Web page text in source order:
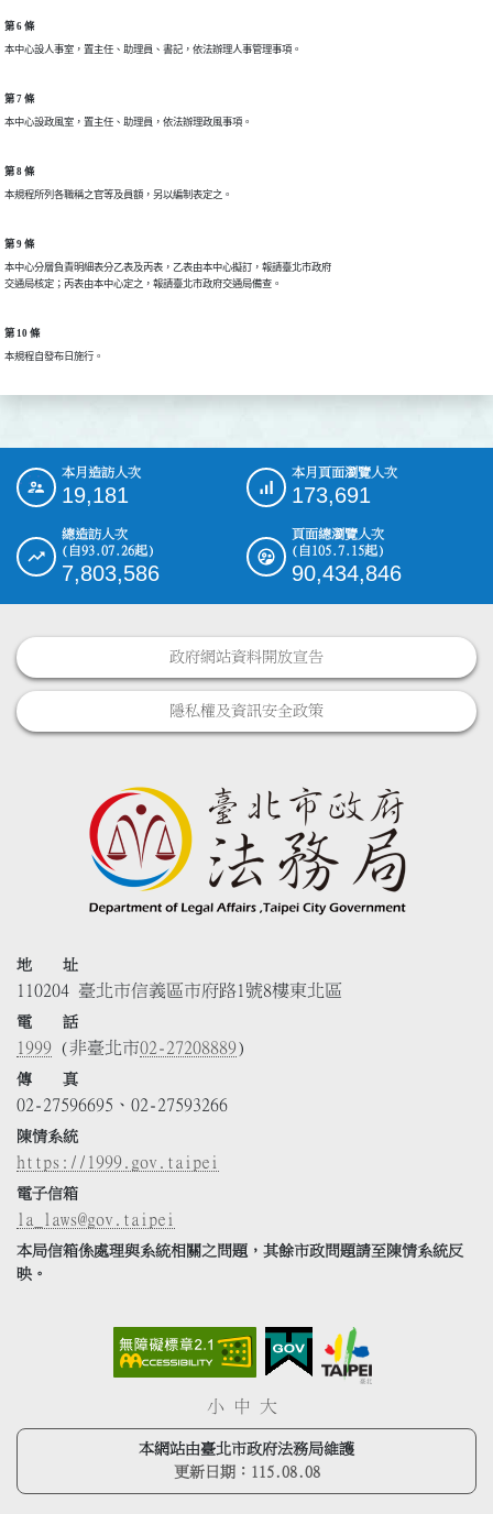
第 6 條
本中心設人事室，置主任、助理員、書記，依法辦理人事管理事項。
第 7 條
本中心設政風室，置主任、助理員，依法辦理政風事項。
第 8 條
本規程所列各職稱之官等及員額，另以編制表定之。
第 9 條
本中心分層負責明細表分乙表及丙表，乙表由本中心擬訂，報請臺北市政府
交通局核定；丙表由本中心定之，報請臺北市政府交通局備查。
第 10 條
本規程自發布日施行。
::: 本月造訪人次
19,181
本月頁面瀏覽人次
173,691
總造訪人次
(自93.07.26起)
7,803,586
頁面總瀏覽人次
(自105.7.15起)
90,434,846
政府網站資料開放宣告
隱私權及資訊安全政策
地 址
110204 臺北市信義區市府路1號8樓東北區
電 話
1999 (非臺北市02-27208889)
傳 真
02-27596695、02-27593266
陳情系統
https://1999.gov.taipei
電子信箱
la_laws@gov.taipei
本局信箱係處理與系統相關之問題，其餘市政問題請至陳情系統反
映。
小 中 大
本網站由臺北市政府法務局維護
更新日期： 115.08.08